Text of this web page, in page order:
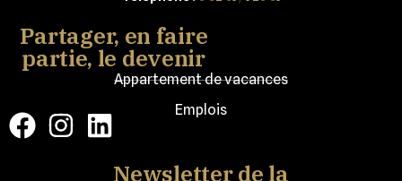
Partager, en faire
partie, le devenir
Appartement de vacances
Emplois
Newsletter de la